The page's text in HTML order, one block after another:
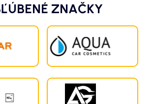
ZNAČKY